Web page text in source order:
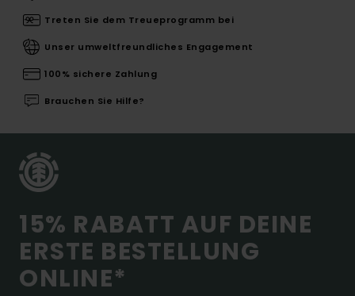
Treten Sie dem Treueprogramm bei
Unser umweltfreundliches Engagement
100% sichere Zahlung
Brauchen Sie Hilfe?
15% RABATT AUF DEINE
ERSTE BESTELLUNG
ONLINE*